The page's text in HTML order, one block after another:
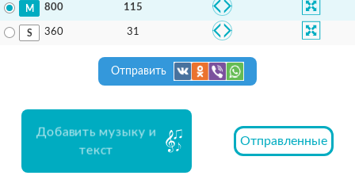
800 115
360 31
Отправить
Добавить музыку и
текст
Отправленные